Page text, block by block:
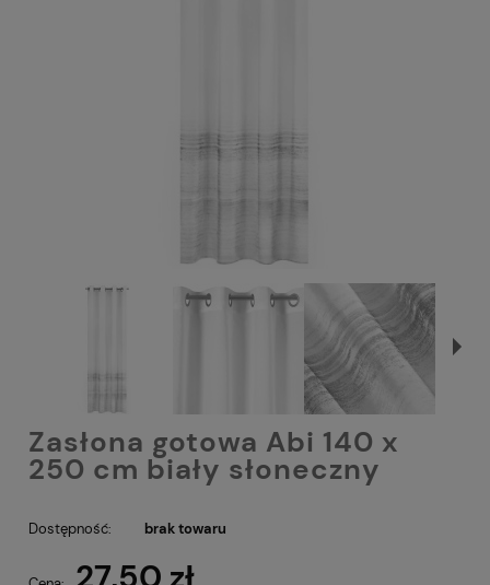
Zasłona gotowa Abi 140 x
250 cm biały słoneczny
Dostępność: brak towaru